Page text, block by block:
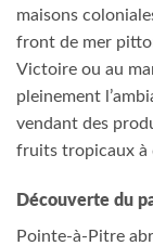
maisons
front de mer
Victoire ou au
pleinement
vendant des
fruits tropicaux à
Découverte du
Pointe-à-Pitre